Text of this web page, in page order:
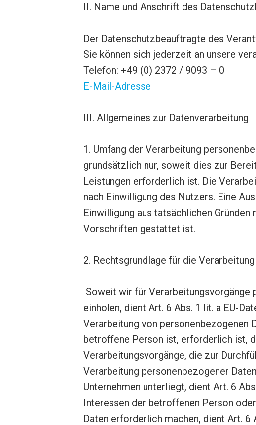
II. Name und Anschrift des
Der Datenschutzbeauftragte des
Sie können sich jederzeit an unsere
Telefon: +49 (0) 2372 / 9093 – 0
E-Mail-Adresse
III. Allgemeines zur Datenverarbeitung
1. Umfang der Verarbeitung
grundsätzlich nur, soweit dies zur
Leistungen erforderlich ist. Die
nach Einwilligung des Nutzers. Eine
Einwilligung aus tatsächlichen
Vorschriften gestattet ist.
2. Rechtsgrundlage für die
Soweit wir für Verarbeitungsvorgänge
einholen, dient Art. 6 Abs. 1 lit. a EU-
Verarbeitung von personenbezogenen
betroffene Person ist, erforderlich ist,
Verarbeitungsvorgänge, die zur
Verarbeitung personenbezogener
Unternehmen unterliegt, dient Art. 6
Interessen der betroffenen Person
Daten erforderlich machen, dient Art. 6